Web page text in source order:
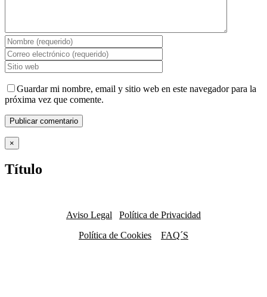
Guardar mi nombre, email y sitio web en este navegador para la
próxima vez que comente.
Close
product
view
×
Título
Aviso Legal
Política de Privacidad
Política de Cookies
FAQ´S